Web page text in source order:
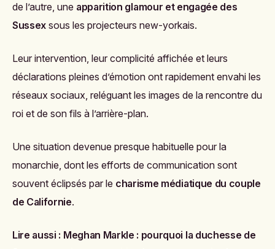
de l’autre, une apparition glamour et engagée des
Sussex sous les projecteurs new-yorkais.
Leur intervention, leur complicité affichée et leurs
déclarations pleines d’émotion ont rapidement envahi les
réseaux sociaux, reléguant les images de la rencontre du
roi et de son fils à l’arrière-plan.
Une situation devenue presque habituelle pour la
monarchie, dont les efforts de communication sont
souvent éclipsés par le charisme médiatique du couple
de Californie.
Lire aussi : Meghan Markle : pourquoi la duchesse de